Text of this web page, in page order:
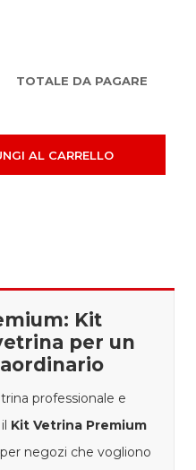
TOTALE DA PAGARE
AL CARRELLO
Kit
per un
professionale e
Kit Vetrina Premium
negozi che vogliono